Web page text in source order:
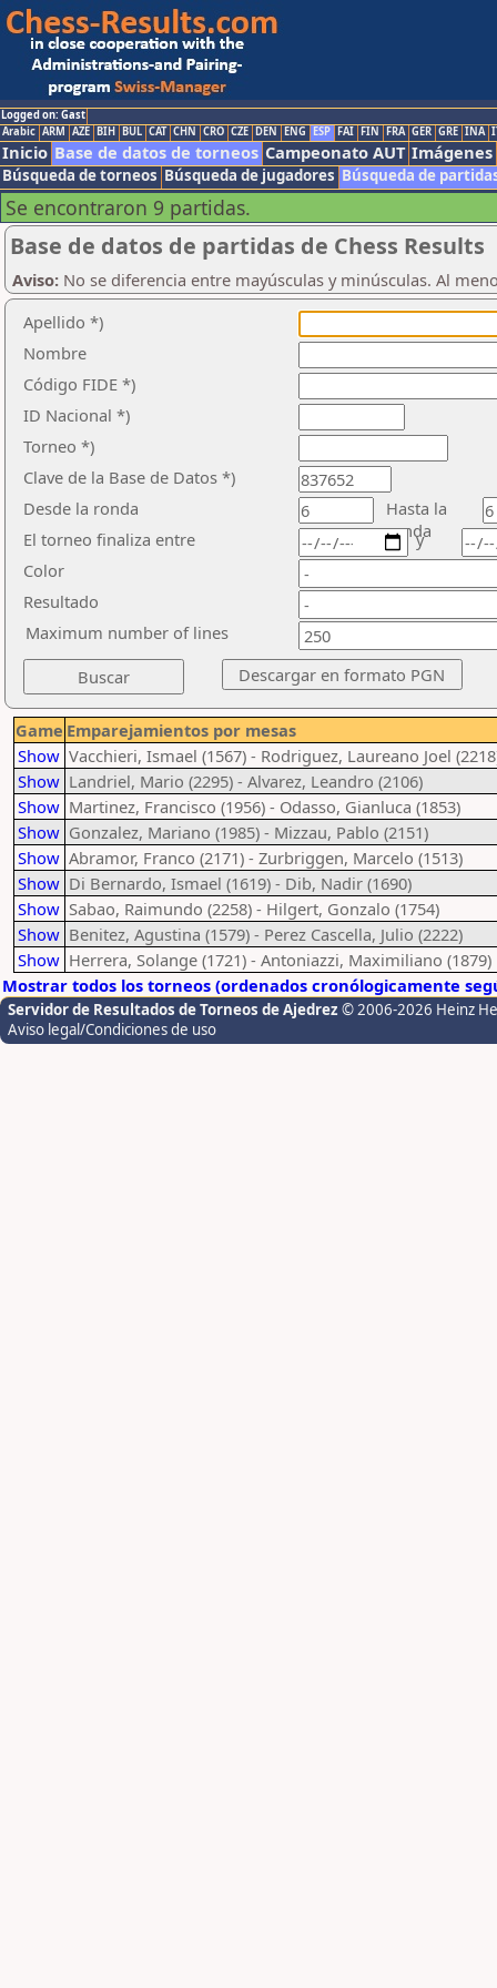
Logged on: Gast
Arabic ARM AZE BIH BUL CAT CHN CRO CZE DEN ENG ESP FAI FIN FRA GER GRE INA
Inicio Base de datos de torneos Campeonato AUT Imágenes
Búsqueda de torneos Búsqueda de jugadores Búsqueda de
Se encontraron 9 partidas.
Base de datos de partidas de Chess Results
Aviso: No se diferencia entre mayúsculas y minúsculas. Al
Apellido *)
Nombre
Código FIDE *)
ID Nacional *)
Torneo *)
Clave de la Base de Datos *)
Desde la ronda
Hasta la
ronda
El torneo finaliza entre
Color
Resultado
y
Maximum number of lines
Game Emparejamientos por mesas
Show Vacchieri, Ismael (1567) - Rodriguez, Laureano Joel
Show Landriel, Mario (2295) - Alvarez, Leandro (2106)
Show Martinez, Francisco (1956) - Odasso, Gianluca (1853)
Show Gonzalez, Mariano (1985) - Mizzau, Pablo (2151)
Show Abramor, Franco (2171) - Zurbriggen, Marcelo (1513)
Show Di Bernardo, Ismael (1619) - Dib, Nadir (1690)
Show Sabao, Raimundo (2258) - Hilgert, Gonzalo (1754)
Show Benitez, Agustina (1579) - Perez Cascella, Julio (2222)
Show Herrera, Solange (1721) - Antoniazzi, Maximiliano (1879)
Mostrar todos los torneos (ordenados cronólogicamente
Servidor de Resultados de Torneos de Ajedrez © 2006-2026 Heinz
Aviso legal/Condiciones de uso